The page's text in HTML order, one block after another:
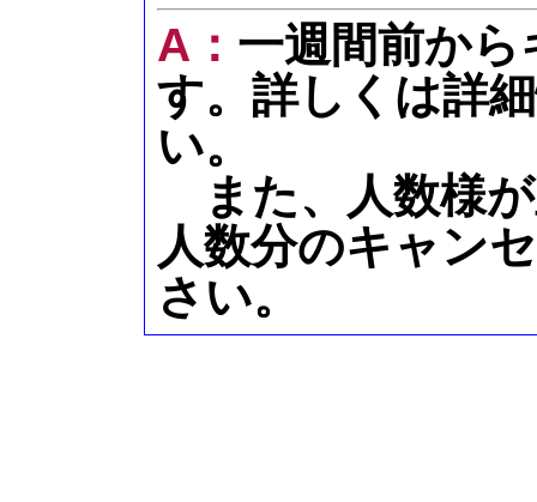
A： 一週間前か
す。詳しくは詳
い。
また、人数様
人数分のキャン
さい。